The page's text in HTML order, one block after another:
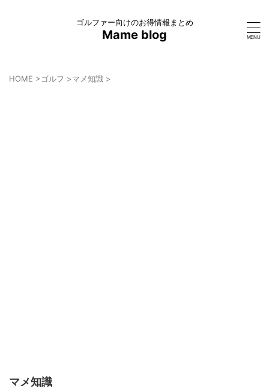
ゴルファー向けのお得情報まとめ
Mame blog
HOME >ゴルフ >マメ知識 >
マメ知識